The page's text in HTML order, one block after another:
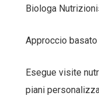
Biologa
Approccio
Esegue visite
piani